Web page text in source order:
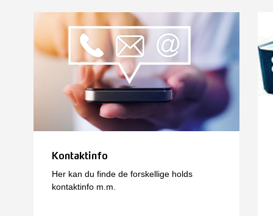
Kontaktinfo
Her kan du finde de forskellige holds
kontaktinfo m.m.